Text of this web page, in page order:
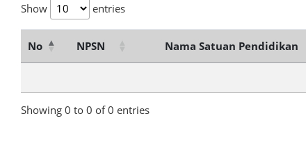
Show entries
No NPSN Nama Satuan Pendidikan
Showing 0 to 0 of 0 entries